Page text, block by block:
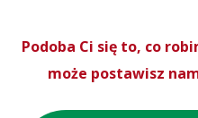
Podoba Ci się to, co
może postawisz